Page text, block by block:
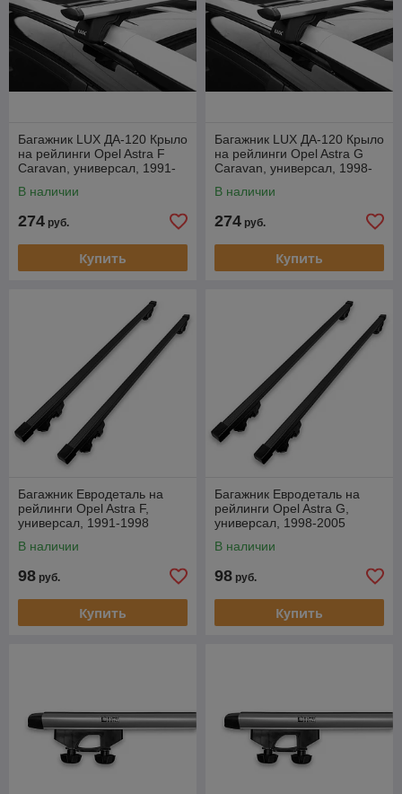
Багажник LUX ДА-120 Крыло
на рейлинги Opel Astra F
Caravan, универсал, 1991-
В наличии
274 руб.
Купить
Багажник LUX ДА-120 Крыло
на рейлинги Opel Astra G
Caravan, универсал, 1998-
В наличии
274 руб.
Купить
Багажник Евродеталь на
рейлинги Opel Astra F,
универсал, 1991-1998
В наличии
98 руб.
Купить
Багажник Евродеталь на
рейлинги Opel Astra G,
универсал, 1998-2005
В наличии
98 руб.
Купить